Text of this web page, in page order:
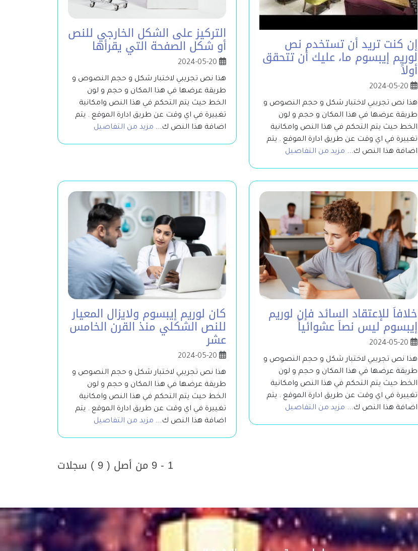
إن كنت تريد أن تستخدم نص
لوريم إيبسوم ما، عليك أن تتحقق
أولاً
هذا نص تجريبي لاختبار شكل و حجم النصوص و
طريقة عرضها في هذا المكان و حجم و لون
الخط حيث يتم التحكم في هذا النص وامكانية
تغييرة في اي وقت عن طريق ادارة الموقع . يتم
اضافة هذا النص ك... مزيد من التفاصيل
التركيز على الشكل الخارجي للنص
أو شكل الصفحة التي يقرأها
هذا نص تجريبي لاختبار شكل و حجم النصوص و
طريقة عرضها في هذا المكان و حجم و لون
الخط حيث يتم التحكم في هذا النص وامكانية
تغييرة في اي وقت عن طريق ادارة الموقع . يتم
اضافة هذا النص ك... مزيد من التفاصيل
خلافاَ للإعتقاد السائد فإن لوريم
إيبسوم ليس نصاَ عشوائياً
هذا نص تجريبي لاختبار شكل و حجم النصوص و
طريقة عرضها في هذا المكان و حجم و لون
الخط حيث يتم التحكم في هذا النص وامكانية
تغييرة في اي وقت عن طريق ادارة الموقع . يتم
اضافة هذا النص ك... مزيد من التفاصيل
كان لوريم إيبسوم ولايزال المعيار
للنص الشكلي منذ القرن الخامس
عشر
هذا نص تجريبي لاختبار شكل و حجم النصوص و
طريقة عرضها في هذا المكان و حجم و لون
الخط حيث يتم التحكم في هذا النص وامكانية
تغييرة في اي وقت عن طريق ادارة الموقع . يتم
اضافة هذا النص ك... مزيد من التفاصيل
1 - 9 من أصل ( 9 ) سجلات